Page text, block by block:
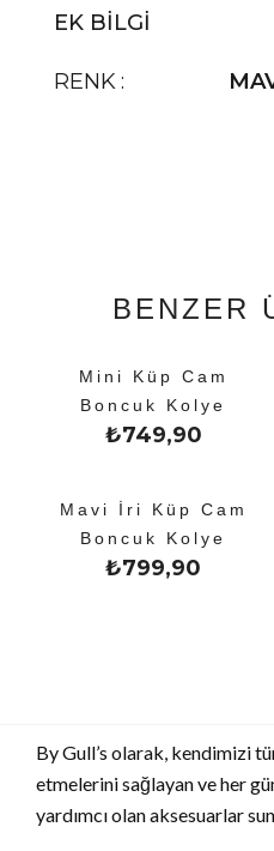
EK BILGI
RENK
BENZER
Mini Küp Cam
Boncuk Kolye
₺749,90
Mavi İri Küp Cam
Boncuk Kolye
₺799,90
By Gull’s olarak, kendimizi
etmelerini sağlayan ve her
yardımcı olan aksesuarlar